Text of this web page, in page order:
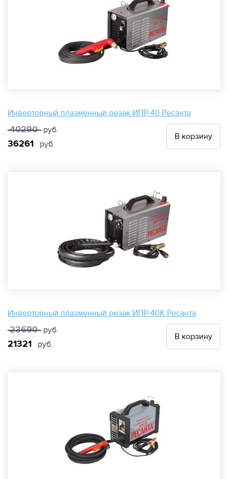
Инверторный плазменный резак ИПР-40 Ресанта
40290 руб.
36261 руб.
В корзину
Инверторный плазменный резак ИПР-40K Ресанта
23690 руб.
21321 руб.
В корзину